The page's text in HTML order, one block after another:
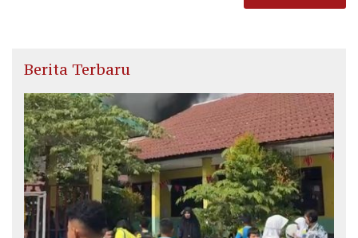
Berita Terbaru